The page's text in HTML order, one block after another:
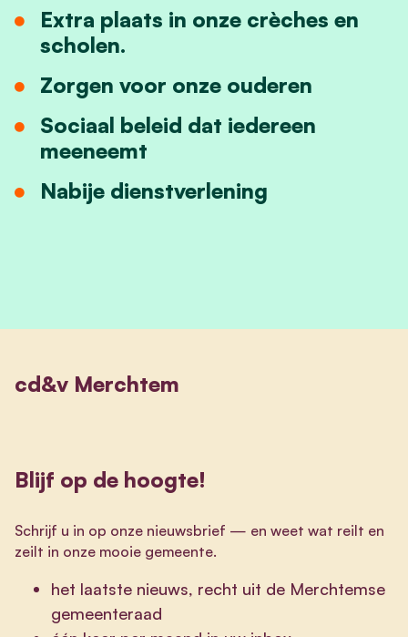
Extra plaats in onze crèches en
scholen.
Zorgen voor onze ouderen
Sociaal beleid dat iedereen
meeneemt
Nabije dienstverlening
cd&v Merchtem
Blijf op de hoogte!
Schrijf u in op onze nieuwsbrief — en weet wat reilt en
zeilt in onze mooie gemeente.
het laatste nieuws, recht uit de Merchtemse
gemeenteraad